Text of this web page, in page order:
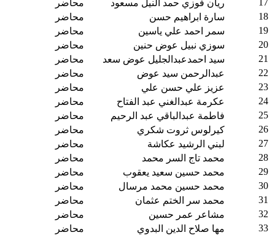
ريان فوزي حمد النيل مسعود
محاضر
18
سارة ابراهيم حسن
محاضر
19
سمر احمد علي ياسين
محاضر
20
سوزي نبيل عوض حنين
محاضر
21
سيد احمدعبدالجليل عوض سعد
محاضر
22
عبدالرحمن سيد عوض
محاضر
23
عزيز علي حسن علي
محاضر
24
عكرمة عبدالغني عبد الفتاح
محاضر
25
فاطمة عبدالباقي عبد الرحيم
محاضر
26
كيرلوس ثروت شكري
محاضر
27
لبني الرشيد عكاشة
محاضر
28
محمد تاج السر محمد
محاضر
29
محمد حسين سعيد يعقوب
محاضر
30
محمد حسين محمد مرسال
محاضر
31
محمد سر الختم عثمان
محاضر
32
مشاعر عمر حسين
محاضر
33
مها صلاح الدين البدوي
محاضر